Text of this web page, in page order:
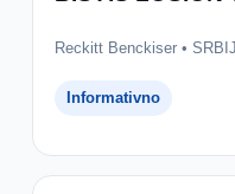
Reckitt Benckiser •
Informativno